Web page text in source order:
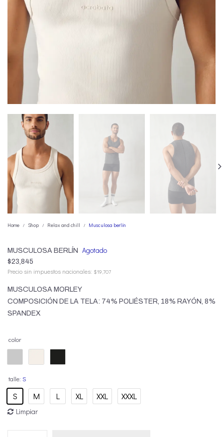
Home / Shop / Relax and chill / Musculosa berlín
MUSCULOSA BERLÍN Agotado
$23,845
Precio sin impuestos nacionales: $19,707
MUSCULOSA MORLEY
COMPOSICIÓN DE LA TELA: 74% POLIÉSTER, 18% RAYÓN, 8%
SPANDEX
: S
S M L XL XXL XXXL
Limpiar